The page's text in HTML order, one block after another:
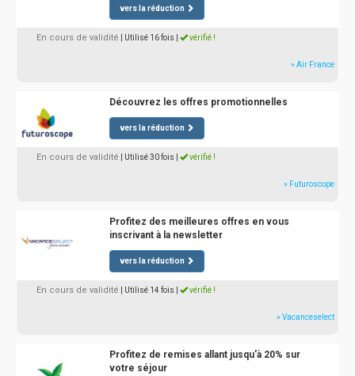
vers la réduction
En cours de validité | Utilisé 16 fois vérifié !
» Air France
Découvrez les offres promotionnelles
vers la réduction
En cours de validité | Utilisé 30 fois vérifié !
» Futuroscope
Profitez des meilleures offres en vous
inscrivant à la newsletter
vers la réduction
En cours de validité | Utilisé 14 fois vérifié !
» Vacanceselect
Profitez de remises allant jusqu'à 20% sur
votre séjour